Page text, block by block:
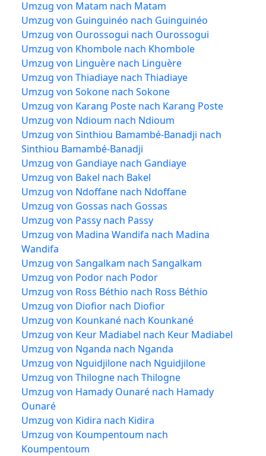
Umzug von Matam nach Matam
Umzug von Guinguinéo nach Guinguinéo
Umzug von Ourossogui nach Ourossogui
Umzug von Khombole nach Khombole
Umzug von Linguère nach Linguère
Umzug von Thiadiaye nach Thiadiaye
Umzug von Sokone nach Sokone
Umzug von Karang Poste nach Karang Poste
Umzug von Ndioum nach Ndioum
Umzug von Sinthiou Bamambé-Banadji nach
Sinthiou Bamambé-Banadji
Umzug von Gandiaye nach Gandiaye
Umzug von Bakel nach Bakel
Umzug von Ndoffane nach Ndoffane
Umzug von Gossas nach Gossas
Umzug von Passy nach Passy
Umzug von Madina Wandifa nach Madina
Wandifa
Umzug von Sangalkam nach Sangalkam
Umzug von Podor nach Podor
Umzug von Ross Béthio nach Ross Béthio
Umzug von Diofior nach Diofior
Umzug von Kounkané nach Kounkané
Umzug von Keur Madiabel nach Keur Madiabel
Umzug von Nganda nach Nganda
Umzug von Nguidjilone nach Nguidjilone
Umzug von Thilogne nach Thilogne
Umzug von Hamady Ounaré nach Hamady
Ounaré
Umzug von Kidira nach Kidira
Umzug von Koumpentoum nach
Koumpentoum